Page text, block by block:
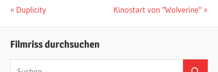
Beitragsnavigation
Vorheriger
Duplicity
Nächster
Kinostart von "Wolverine"
Filmriss durchsuchen
Suchen